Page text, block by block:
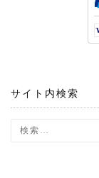
ョ
ン
サイト内検索